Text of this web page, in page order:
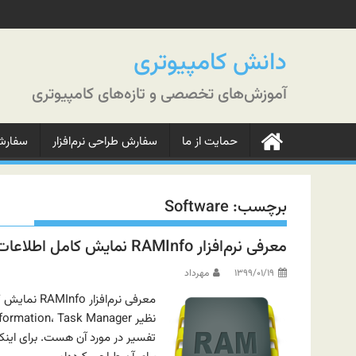
به
دانش کامپیوتری
آموزش‌های تخصصی و تازه‌های کامپیوتری
حمایت از ما سفارش طراحی نرم‌افزار
برچسب: Software
معرفی نرم‌افزار RAMInfo نمایش کامل اطلاعات رم سیستم
۱۳۹۹/۰۱/۱۹ مهرداد
تفسیر در مورد آن هست. برای